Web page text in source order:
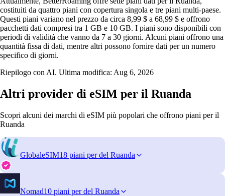
costituiti da quattro piani con copertura singola e tre piani multi-paese.
Questi piani variano nel prezzo da circa 8,99 $ a 68,99 $ e offrono
pacchetti dati compresi tra 1 GB e 10 GB. I piani sono disponibili con
periodi di validità che vanno da 7 a 30 giorni. Alcuni piani offrono una
quantità fissa di dati, mentre altri possono fornire dati per un numero
specifico di giorni.
Riepilogo con AI. Ultima modifica: Aug 6, 2026
Altri provider di eSIM per il Ruanda
Scopri alcuni dei marchi di eSIM più popolari che offrono piani per il
Ruanda
GlobaleSIM18 piani per del Ruanda
Nomad10 piani per del Ruanda